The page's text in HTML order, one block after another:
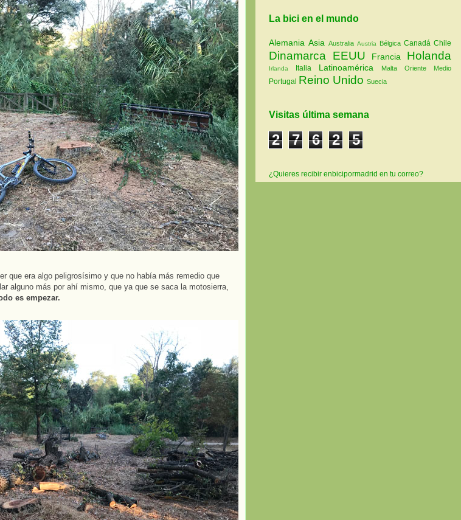
que era algo peligrosísimo y que no había más remedio que
alguno más por ahí mismo, que ya que se saca la motosierra,
es empezar.
La bici en el mundo
Alemania Asia Australia Austria Bélgica Canadá Chile
Dinamarca EEUU Francia Holanda
Irlanda Italia Latinoamérica Malta Oriente Medio
Portugal Reino Unido Suecia
Visitas última semana
2 7 6 2 5
¿Quieres recibir enbicipormadrid en tu correo?